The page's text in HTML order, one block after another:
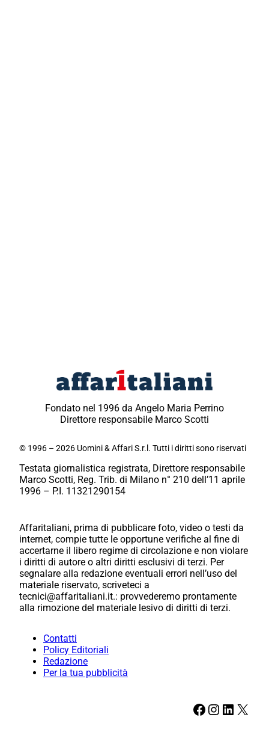
Fondato nel 1996 da Angelo Maria Perrino
Direttore responsabile Marco Scotti
© 1996 – 2026 Uomini & Affari S.r.l. Tutti i diritti sono riservati
Testata giornalistica registrata, Direttore responsabile
Marco Scotti, Reg. Trib. di Milano n° 210 dell’11 aprile
1996 – P.I. 11321290154
Affaritaliani, prima di pubblicare foto, video o testi da
internet, compie tutte le opportune verifiche al fine di
accertarne il libero regime di circolazione e non violare
i diritti di autore o altri diritti esclusivi di terzi. Per
segnalare alla redazione eventuali errori nell’uso del
materiale riservato, scriveteci a
tecnici@affaritaliani.it.: provvederemo prontamente
alla rimozione del materiale lesivo di diritti di terzi.
Contatti
Policy Editoriali
Redazione
Per la tua pubblicità
Facebook Instagram LinkedIn X